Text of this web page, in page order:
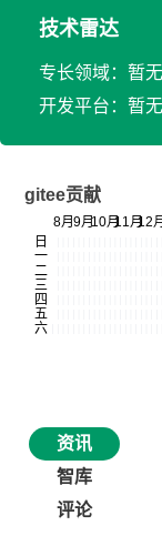
技术雷达
专长领域：暂
开发平台：暂
gitee贡献
资讯
智库
评论